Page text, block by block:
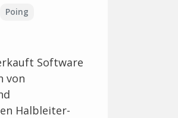
Poing
Software
von
Halbleiter-